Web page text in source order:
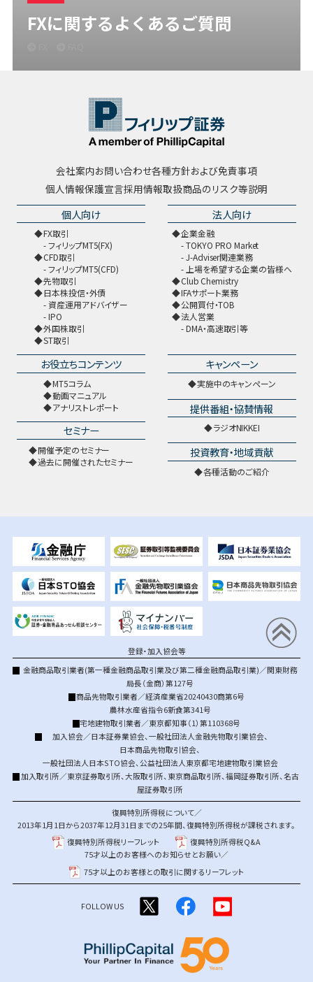
FXに関するよくあるご質問
会社案内お問い合わせ各種方針および免責事項
個人情報保護宣言採用情報取扱商品のリスク等説明
個人向け
FX取引
フィリップMT5(FX)
CFD取引
フィリップMT5(CFD)
先物取引
日本株投信・外債
資産運用アドバイザー
IPO
外国株取引
ST取引
法人向け
企業金融
TOKYO PRO Market
J-Adviser関連業務
上場を希望する企業の皆様へ
Club Chemistry
IFAサポート業務
公開買付・TOB
法人営業
DMA・高速取引等
お役立ちコンテンツ
MT5コラム
動画マニュアル
アナリストレポート
セミナー
開催予定のセミナー
過去に開催されたセミナー
キャンペーン
実施中のキャンペーン
提供番組・協賛情報
ラジオNIKKEI
投資教育・地域貢献
各種活動のご紹介
登録・加入協会等
金融商品取引業者(第一種金融商品取引業及び第二種金融商品取引業)／関東財務
局長（金商）第127号
商品先物取引業者／経済産業省20240430商第6号
農林水産省指令6新食第341号
宅地建物取引業者／東京都知事（1）第110368号
加入協会／日本証券業協会、一般社団法人金融先物取引業協会、
日本商品先物取引協会、
一般社団法人日本STO協会、公益社団法人東京都宅地建物取引業協会
加入取引所／東京証券取引所、大阪取引所、 東京商品取引所、福岡証券取引所、名古
屋証券取引所
復興特別所得税について／
2013年1月1日から2037年12月31日までの25年間、復興特別所得税が課税されます。
復興特別所得税リーフレット
復興特別所得税Q&A
75才以上のお客様へのお知らせとお願い／
75才以上のお客様との取引に関するリーフレット
FOLLOW US